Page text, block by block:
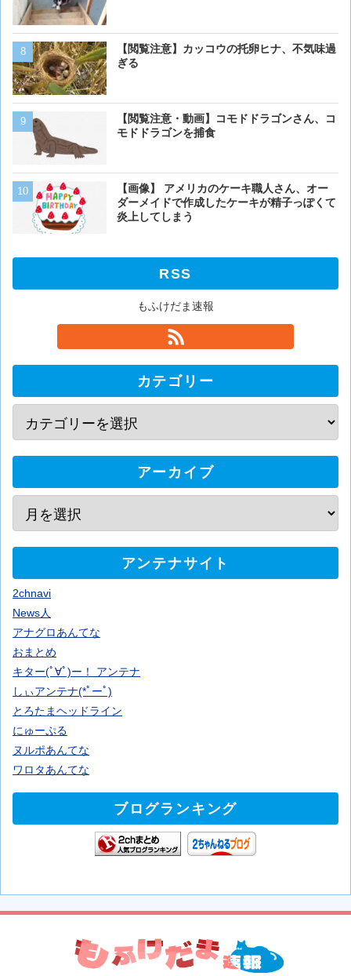
【閲覧注意】カッコウの托卵ヒナ、不気味過
ぎる
【閲覧注意・動画】コモドドラゴンさん、コ
モドドラゴンを捕食
【画像】 アメリカのケーキ職人さん、オー
ダーメイドで作成したケーキが精子っぽくて
炎上してしまう
【動画】男性、ロバにちょ
【画像】イッヌ、リモコ
を切る
【画像】うわぁー、馬みた
あるか
RSS
もふけだま速報
カテゴリー
アーカイブ
アンテナサイト
2chnavi
News人
アナグロあんてな
おまとめ
キター(ﾟ∀ﾟ)ー！ アンテナ
しぃアンテナ(*ﾟーﾟ)
とろたまヘッドライン
にゅーぷる
ヌルポあんてな
ワロタあんてな
ブログランキング